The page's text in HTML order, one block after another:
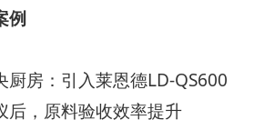
例
房：引入莱恩德LD-QS600
后，原料验收效率提升